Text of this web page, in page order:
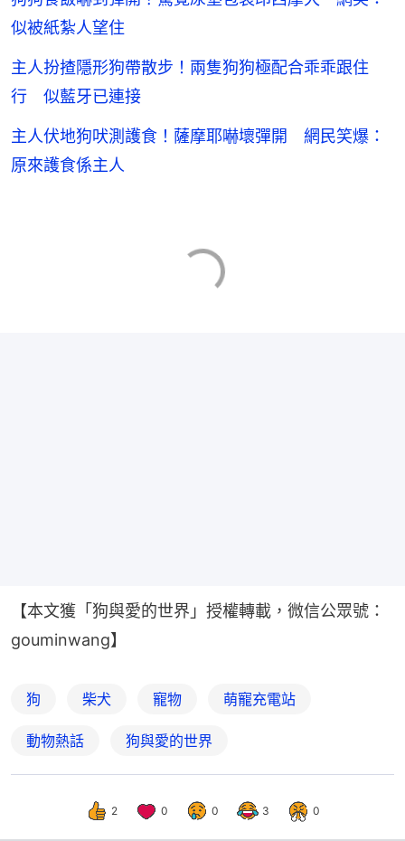
似被紙紮人望住
主人扮揸隱形狗帶散步！兩隻狗狗極配合乖乖跟住
行 似藍牙已連接
主人伏地狗吠測護食！薩摩耶嚇壞彈開 網民笑爆：
原來護食係主人
【本文獲「狗與愛的世界」授權轉載，微信公眾號：
gouminwang】
狗 柴犬 寵物 萌寵充電站
動物熱話 狗與愛的世界
2 0 0 3 0